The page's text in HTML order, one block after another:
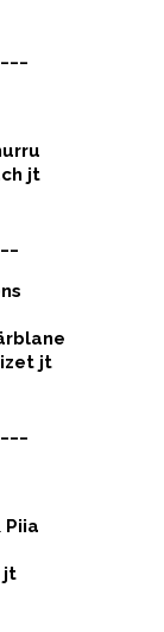
jt
jt
Piia
jt